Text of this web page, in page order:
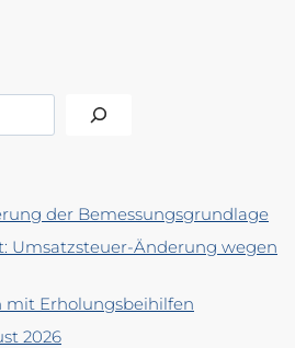
der Bemessungsgrundlage
Umsatzsteuer-Änderung wegen
mit Erholungsbeihilfen
2026